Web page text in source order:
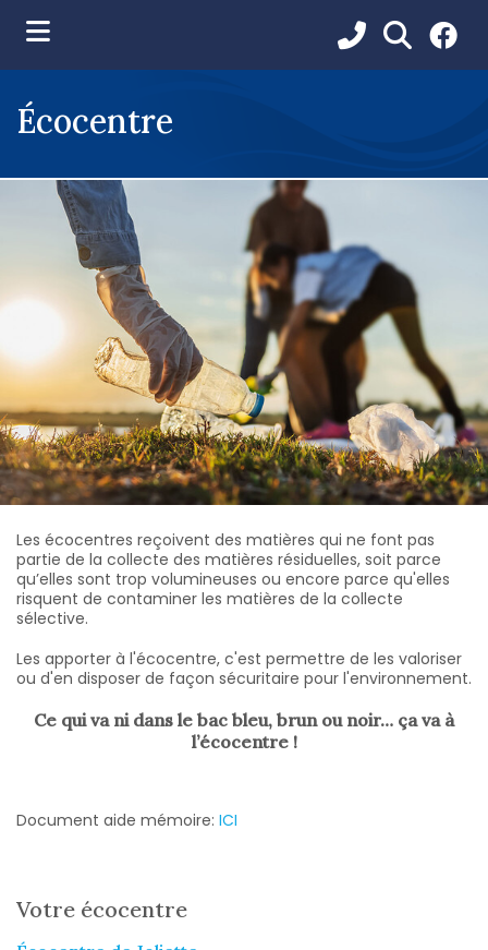
(Vie municipale )
(Services aux citoyens )
(Loisirs et communications )
(Environnement )
(Développement et urbanisme )
Écocentre
Les écocentres reçoivent des matières qui ne font pas
partie de la collecte des matières résiduelles, soit parce
qu’elles sont trop volumineuses ou encore parce qu'elles
risquent de contaminer les matières de la collecte
sélective.
Les apporter à l'écocentre, c'est permettre de les valoriser
ou d'en disposer de façon sécuritaire pour l'environnement.
Ce qui va ni dans le bac bleu, brun ou noir… ça va à
l’écocentre !
Document aide mémoire: ICI
Votre écocentre